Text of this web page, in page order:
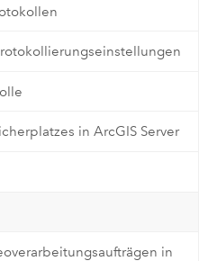
in ArcGIS Server
in